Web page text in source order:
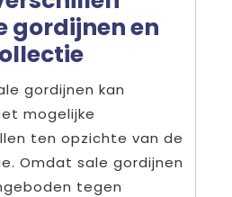
gordijnen en
gordijnen kan
mogelijke
ten opzichte van de
Omdat sale gordijnen
tegen